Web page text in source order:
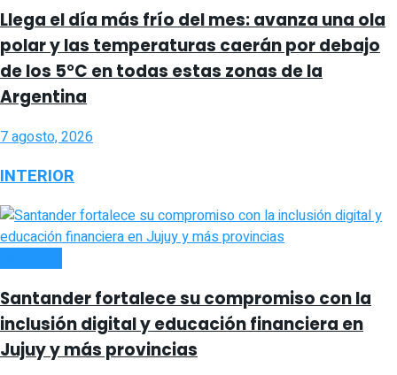
Llega el día más frío del mes: avanza una ola
polar y las temperaturas caerán por debajo
de los 5°C en todas estas zonas de la
Argentina
7 agosto, 2026
INTERIOR
Santander fortalece su compromiso con la
inclusión digital y educación financiera en
Jujuy y más provincias